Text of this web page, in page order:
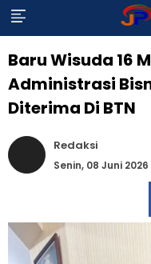
Baru Wisuda 16
Administrasi
Diterima Di BTN
Redaksi
Senin, 08 Juni 2026